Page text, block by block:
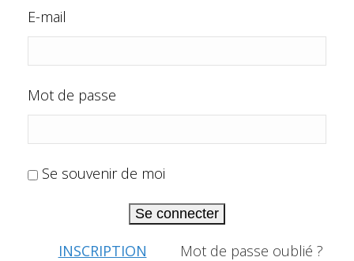
E-mail
Mot de passe
Se souvenir de moi
Se connecter
INSCRIPTION Mot de passe oublié ?